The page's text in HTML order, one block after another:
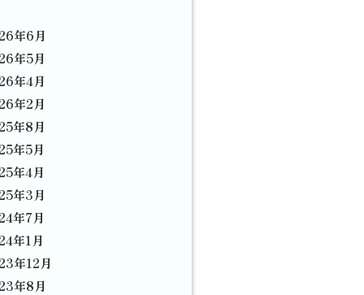
年6月
年5月
年4月
年2月
年8月
年5月
年4月
年3月
年7月
年1月
年12月
年8月